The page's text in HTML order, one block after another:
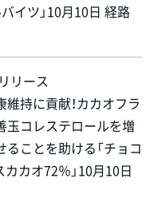
イツ」10月10日 経路
リース
持に貢献！カカオフラ
玉コレステロールを増
ことを助ける「チョコ
カオ72％」10月10日